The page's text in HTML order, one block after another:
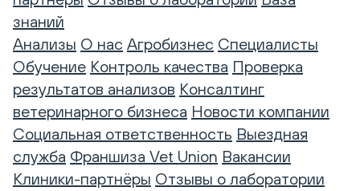
знаний
Анализы О нас Агробизнес Специалисты
Обучение Контроль качества Проверка
результатов анализов Консалтинг
ветеринарного бизнеса Новости компании
Социальная ответственность Выездная
служба Франшиза Vet Union Вакансии
Клиники-партнёры Отзывы о лаборатории